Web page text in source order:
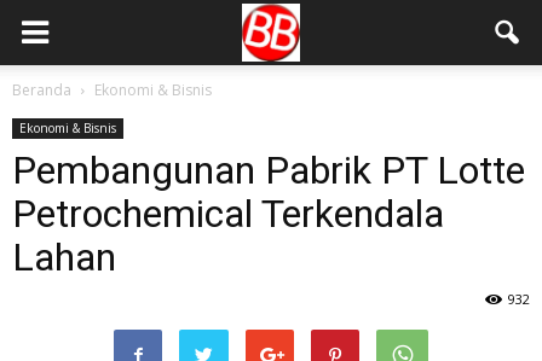
Beranda Ekonomi & Bisnis
Ekonomi & Bisnis
Pembangunan Pabrik PT Lotte
Petrochemical Terkendala
Lahan
932